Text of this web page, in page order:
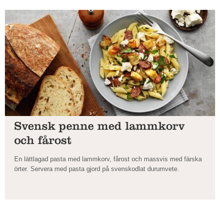
Svensk penne med lammkorv
och fårost
En lättlagad pasta med lammkorv, fårost och massvis med färska
örter. Servera med pasta gjord på svenskodlat durumvete.